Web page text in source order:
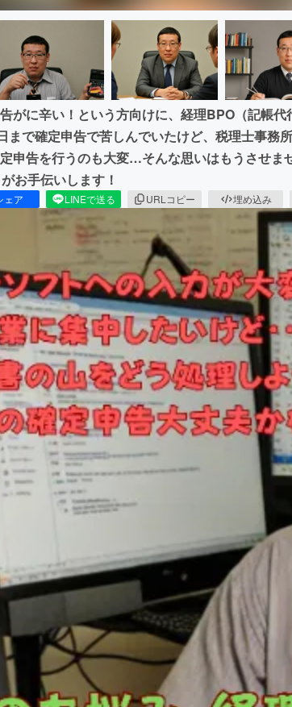
がに辛い！という方向けに、経理BPO（記帳
まで確定申告で苦しんでいたけど、税理士事務
申告を行うのも大変…そんな思いはもうさせま
お手伝いします！
ェア LINEで送る URLコピー 埋め込み